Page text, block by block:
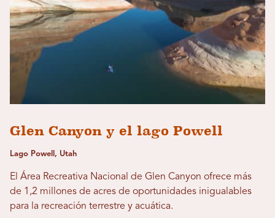
Glen Canyon y el lago Powell
Lago Powell, Utah
El Área Recreativa Nacional de Glen Canyon ofrece más
de 1,2 millones de acres de oportunidades inigualables
para la recreación terrestre y acuática.